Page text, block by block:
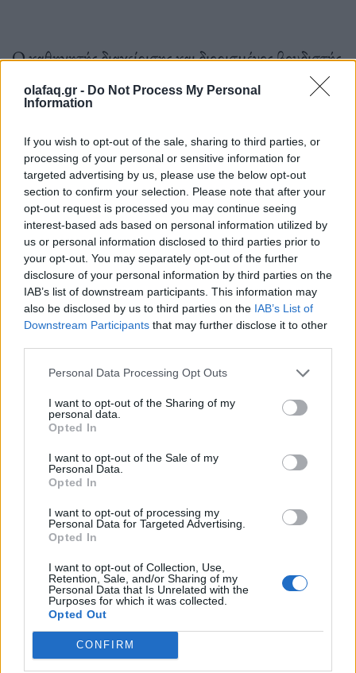
olafaq.gr - Do Not Process My Personal
Information
If you wish to opt-out of the sale, sharing to third parties, or
processing of your personal or sensitive information for
targeted advertising by us, please use the below opt-out
section to confirm your selection. Please note that after your
opt-out request is processed you may continue seeing
interest-based ads based on personal information utilized by
us or personal information disclosed to third parties prior to
your opt-out. You may separately opt-out of the further
disclosure of your personal information by third parties on the
IAB’s list of downstream participants. This information may
also be disclosed by us to third parties on the IAB’s List of
Downstream Participants that may further disclose it to other
Personal Data Processing Opt Outs
I want to opt-out of the Sharing of my
personal data.
Opted In
I want to opt-out of the Sale of my
Personal Data.
Opted In
I want to opt-out of processing my
Personal Data for Targeted Advertising.
Opted In
I want to opt-out of Collection, Use,
Retention, Sale, and/or Sharing of my
Personal Data that Is Unrelated with the
Purposes for which it was collected.
Opted Out
CONFIRM
Ο καθηγητής διαχείρισης και διορισμένος βουδιστής
δάσκαλος Ronald Purser έγραψε στο βιβλίο του
McMindfulness του 2023 ότι η ενσυνειδητότητα
έχει γίνει έναείδος «καπιταλιστικής
πνευματικότητας». Μόνο στις ΗΠΑ,ο
διαλογισμός αξίζει 2,2 δισεκατομμύρια δολάρια
ΗΠΑ . Και τα ανώτερα στελέχη της βιομηχανίας
ενσυνειδητότητας θα πρέπει να γνωρίζουν τα
προβλήματα με τον διαλογισμό. Ο Jon Kabat-
Zinn, ένα βασικό πρόσωπο πίσω από το κίνημα της
ενσυνειδητότητας, παραδέχτηκε σε μια συνέντευξη
του 2017 στονGuardianότι «το 90% της έρευνας
[στις θετικές επιπτώσεις] είναι κατώτερο».
Αλλά υπήρξε μικρή κάλυψη από τα μέσα
ενημέρωσης το 2022για την πιο ακριβή μελέτη
στην ιστορία της επιστήμης
από 8 εκατομμύρια δολάρια που χρηματοδοτήθηκαν
από την ερευνητική φιλανθρωπική οργάνωση
Wellcome Trust). Η μελέτη εξέτασε περισσότερα
από 8.000 παιδιά (ηλικίας 11-14 ετών) σε 84
σχολεία στο Ηνωμένο Βασίλειο από το 2016 έως το
2018. Τα αποτελέσματά της έδειξαν ότι η